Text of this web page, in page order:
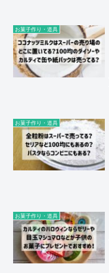
お菓子作り・道具
お菓子作り・道具
お菓子作り・道具